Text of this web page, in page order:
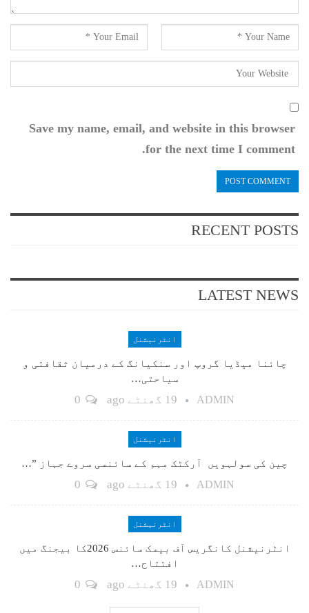
Save my name, email, and website in this browser
for the next time I comment.
RECENT POSTS
LATEST NEWS
انٹرنیشنل
چائنا میڈیا گروپ اور سنکیانگ کے درمیان ثقافتی و
سیاحتی…
ADMIN 19 گھنٹے ago
انٹرنیشنل
چین کی سولہویں آرکٹک مہم کے سائنسی سروے جہاز ”…
ADMIN 19 گھنٹے ago
انٹرنیشنل
انٹرنیشنل کانگریس آف بیسک سائنس 2026کا بیجنگ میں
افتتاح…
ADMIN 19 گھنٹے ago